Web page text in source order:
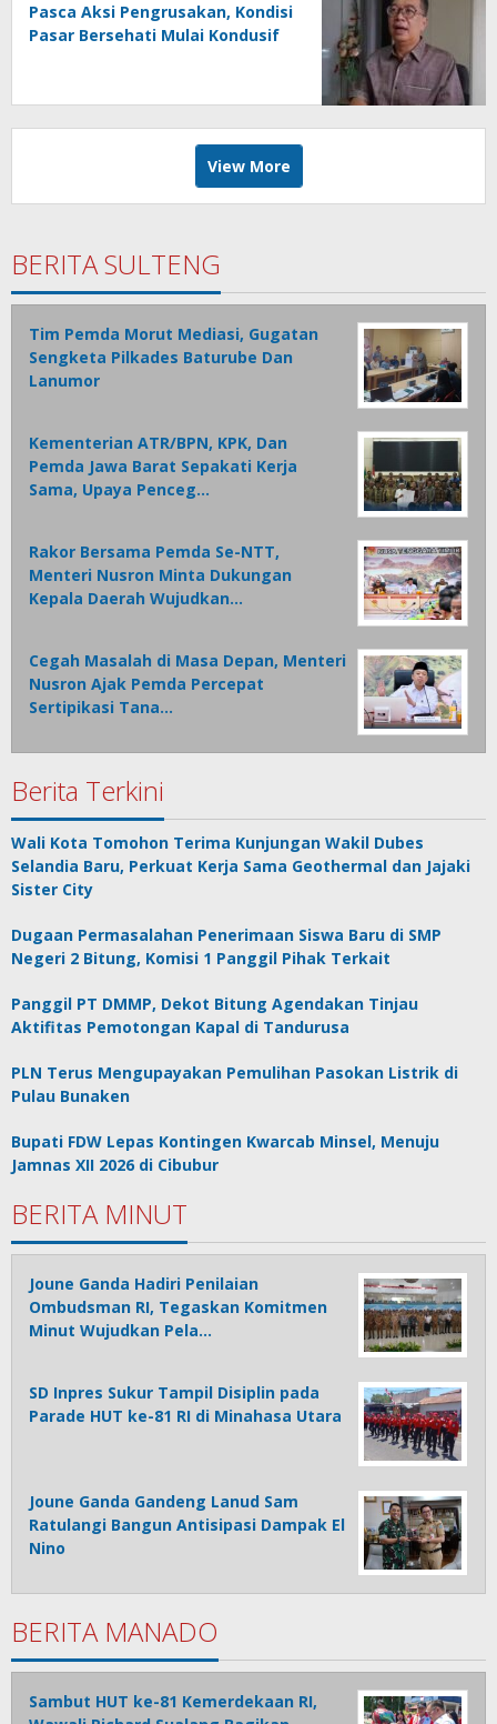
Pasca Aksi Pengrusakan, Kondisi
Pasar Bersehati Mulai Kondusif
View More
BERITA SULTENG
Tim Pemda Morut Mediasi, Gugatan
Sengketa Pilkades Baturube Dan
Lanumor
Kementerian ATR/BPN, KPK, Dan
Pemda Jawa Barat Sepakati Kerja
Sama, Upaya Penceg…
Rakor Bersama Pemda Se-NTT,
Menteri Nusron Minta Dukungan
Kepala Daerah Wujudkan…
Cegah Masalah di Masa Depan, Menteri
Nusron Ajak Pemda Percepat
Sertipikasi Tana…
Berita Terkini
Wali Kota Tomohon Terima Kunjungan Wakil Dubes
Selandia Baru, Perkuat Kerja Sama Geothermal dan Jajaki
Sister City
Dugaan Permasalahan Penerimaan Siswa Baru di SMP
Negeri 2 Bitung, Komisi 1 Panggil Pihak Terkait
Panggil PT DMMP, Dekot Bitung Agendakan Tinjau
Aktifitas Pemotongan Kapal di Tandurusa
PLN Terus Mengupayakan Pemulihan Pasokan Listrik di
Pulau Bunaken
Bupati FDW Lepas Kontingen Kwarcab Minsel, Menuju
Jamnas XII 2026 di Cibubur
BERITA MINUT
Joune Ganda Hadiri Penilaian
Ombudsman RI, Tegaskan Komitmen
Minut Wujudkan Pela…
SD Inpres Sukur Tampil Disiplin pada
Parade HUT ke-81 RI di Minahasa Utara
Joune Ganda Gandeng Lanud Sam
Ratulangi Bangun Antisipasi Dampak El
Nino
BERITA MANADO
Sambut HUT ke-81 Kemerdekaan RI,